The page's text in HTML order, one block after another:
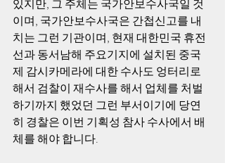
있지만, 그 주체는 국가안보수사국일 것
이며, 국가안보수사국은 간첩신고를 내
치는 그런 기관이며, 현재 대한민국 휴전
선과 동서남해 주요기지에 설치된 중국
제 감시카메라에 대한 수사도 엉터리로
해서 검찰이 재수사를 해서 업체를 처벌
하기까지 했었던 그런 부서이기에 당연
히 경찰은 이번 기획성 참사 수사에서 배
체를 해야 합니다.